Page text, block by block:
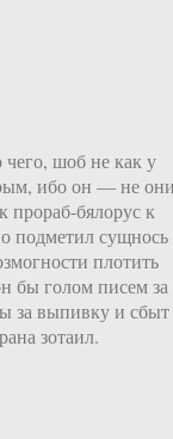
чего, шоб не как у
ибо он — не
бялорус к
подметил сущнось
плотить
бы голом писем за
за выпивку и сбыт
зотаил.